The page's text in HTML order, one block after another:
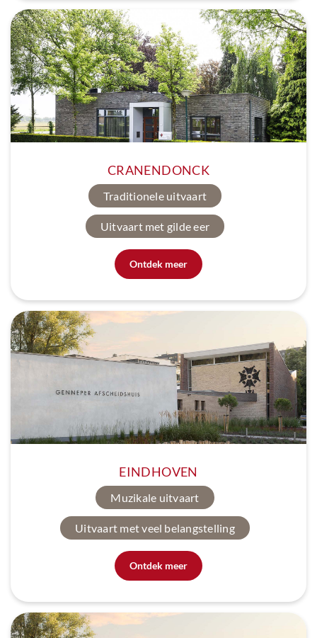
CRANENDONCK
Traditionele uitvaart
Uitvaart met gilde eer
Ontdek meer
EINDHOVEN
Muzikale uitvaart
Uitvaart met veel belangstelling
Ontdek meer